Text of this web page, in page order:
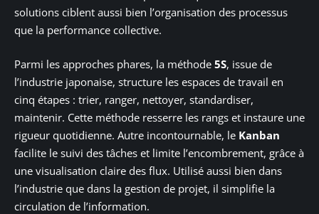
solutions ciblent aussi bien l’organisation des processus
que la performance collective.
Parmi les approches phares, la méthode 5S, issue de
l’industrie japonaise, structure les espaces de travail en
cinq étapes : trier, ranger, nettoyer, standardiser,
maintenir. Cette méthode resserre les rangs et instaure une
rigueur quotidienne. Autre incontournable, le Kanban
facilite le suivi des tâches et limite l’encombrement, grâce à
une visualisation claire des flux. Utilisé aussi bien dans
l’industrie que dans la gestion de projet, il simplifie la
circulation de l’information.